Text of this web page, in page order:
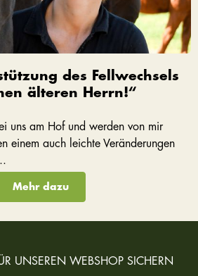
des Fellwechsels
älteren Herrn!“
uns am Hof und werden von mir
einem auch leichte Veränderungen
Mehr dazu
UNSEREN WEBSHOP SICHERN